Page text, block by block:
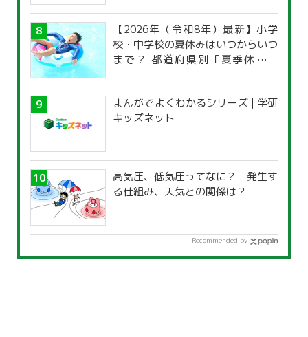
【2026年（令和8年）最新】小学
校・中学校の夏休みはいつからいつ
まで？ 都道府県別「夏季休暇一
まんがでよくわかるシリーズ | 学研
キッズネット
高気圧、低気圧ってなに？ 発生す
る仕組み、天気との関係は？
Recommended by